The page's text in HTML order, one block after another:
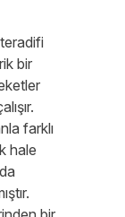
bir
farklı
hale